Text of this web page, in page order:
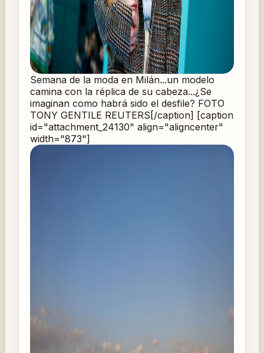
Semana de la moda en Milán...un modelo
camina con la réplica de su cabeza...¿Se
imaginan como habrá sido el desfile? FOTO
TONY GENTILE REUTERS[/caption] [caption
id="attachment_24130" align="aligncenter"
width="873"]